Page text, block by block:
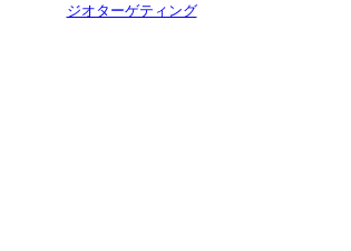
ジオターゲティング